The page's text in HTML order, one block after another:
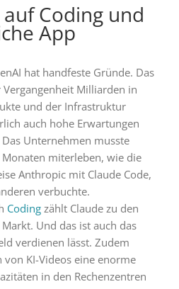
Coding und
App
hat handfeste Gründe. Das
Milliarden in
und der Infrastruktur
auch hohe Erwartungen
Unternehmen musste
miterleben, wie die
Anthropic mit Claude Code,
verbuchte.
Codingzählt Claude zu den
Und das ist auch das
verdienen lässt. Zudem
KI-Videos eine enorme
in den Rechenzentren